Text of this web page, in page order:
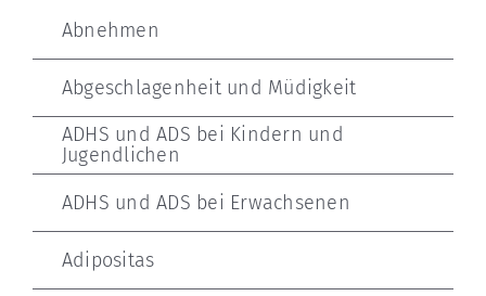
Abnehmen
Abgeschlagenheit und Müdigkeit
ADHS und ADS bei Kindern und
Jugendlichen
ADHS und ADS bei Erwachsenen
Adipositas